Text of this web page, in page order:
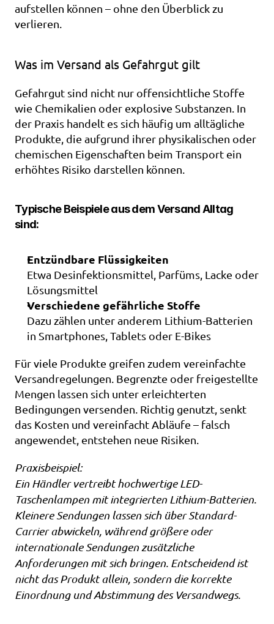
aufstellen können – ohne den Überblick zu
verlieren.
Was im Versand als Gefahrgut gilt
Gefahrgut sind nicht nur offensichtliche Stoffe
wie Chemikalien oder explosive Substanzen. In
der Praxis handelt es sich häufig um alltägliche
Produkte, die aufgrund ihrer physikalischen oder
chemischen Eigenschaften beim Transport ein
erhöhtes Risiko darstellen können.
Typische Beispiele aus dem Versand Alltag
sind:
Entzündbare Flüssigkeiten
Etwa Desinfektionsmittel, Parfüms, Lacke oder
Lösungsmittel
Verschiedene gefährliche Stoffe
Dazu zählen unter anderem Lithium-Batterien
in Smartphones, Tablets oder E-Bikes
Für viele Produkte greifen zudem vereinfachte
Versandregelungen. Begrenzte oder freigestellte
Mengen lassen sich unter erleichterten
Bedingungen versenden. Richtig genutzt, senkt
das Kosten und vereinfacht Abläufe – falsch
angewendet, entstehen neue Risiken.
Praxisbeispiel:
Ein Händler vertreibt hochwertige LED-
Taschenlampen mit integrierten Lithium-Batterien.
Kleinere Sendungen lassen sich über Standard-
Carrier abwickeln, während größere oder
internationale Sendungen zusätzliche
Anforderungen mit sich bringen. Entscheidend ist
nicht das Produkt allein, sondern die korrekte
Einordnung und Abstimmung des Versandwegs.